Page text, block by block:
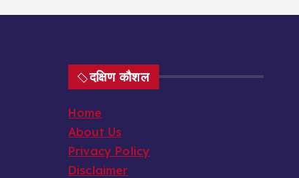
दक्षिण कौशल
Home
About Us
Privacy Policy
Disclaimer